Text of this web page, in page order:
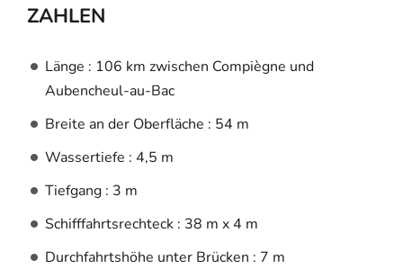
ZAHLEN
Länge : 106 km zwischen Compiègne und
Aubencheul-au-Bac
Breite an der Oberfläche : 54 m
Wassertiefe : 4,5 m
Tiefgang : 3 m
Schifffahrtsrechteck : 38 m x 4 m
Durchfahrtshöhe unter Brücken : 7 m